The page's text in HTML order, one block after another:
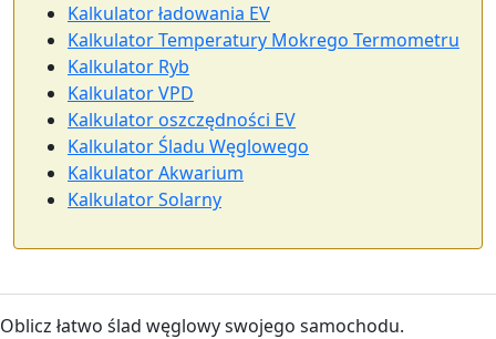
Kalkulator ładowania EV
Kalkulator Temperatury Mokrego Termometru
Kalkulator Ryb
Kalkulator VPD
Kalkulator oszczędności EV
Kalkulator Śladu Węglowego
Kalkulator Akwarium
Kalkulator Solarny
Oblicz łatwo ślad węglowy swojego samochodu.